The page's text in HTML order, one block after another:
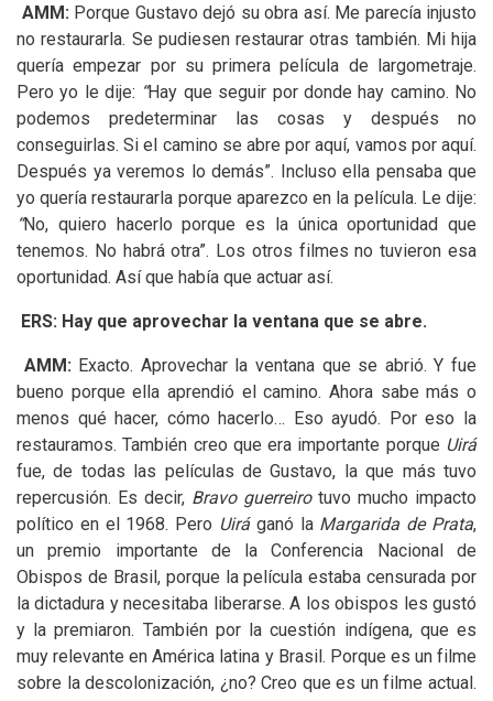
AMM: Porque Gustavo dejó su obra así. Me parecía injusto
no restaurarla. Se pudiesen restaurar otras también. Mi hija
quería empezar por su primera película de largometraje.
Pero yo le dije: “Hay que seguir por donde hay camino. No
podemos predeterminar las cosas y después no
conseguirlas. Si el camino se abre por aquí, vamos por aquí.
Después ya veremos lo demás”. Incluso ella pensaba que
yo quería restaurarla porque aparezco en la película. Le dije:
“No, quiero hacerlo porque es la única oportunidad que
tenemos. No habrá otra”. Los otros filmes no tuvieron esa
oportunidad. Así que había que actuar así.
ERS: Hay que aprovechar la ventana que se abre.
AMM: Exacto. Aprovechar la ventana que se abrió. Y fue
bueno porque ella aprendió el camino. Ahora sabe más o
menos qué hacer, cómo hacerlo… Eso ayudó. Por eso la
restauramos. También creo que era importante porque Uirá
fue, de todas las películas de Gustavo, la que más tuvo
repercusión. Es decir, Bravo guerreirotuvo mucho impacto
político en el 1968. Pero Uiráganó la Margarida de Prata,
un premio importante de la Conferencia Nacional de
Obispos de Brasil, porque la película estaba censurada por
la dictadura y necesitaba liberarse. A los obispos les gustó
y la premiaron. También por la cuestión indígena, que es
muy relevante en América latina y Brasil. Porque es un filme
sobre la descolonización, ¿no? Creo que es un filme actual.